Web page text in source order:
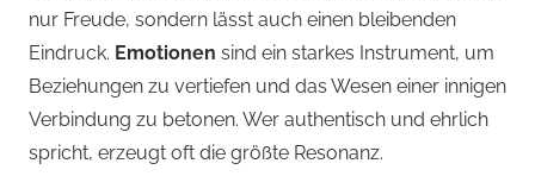
nur Freude, sondern lässt auch einen bleibenden
Eindruck. Emotionen sind ein starkes Instrument, um
Beziehungen zu vertiefen und das Wesen einer innigen
Verbindung zu betonen. Wer authentisch und ehrlich
spricht, erzeugt oft die größte Resonanz.